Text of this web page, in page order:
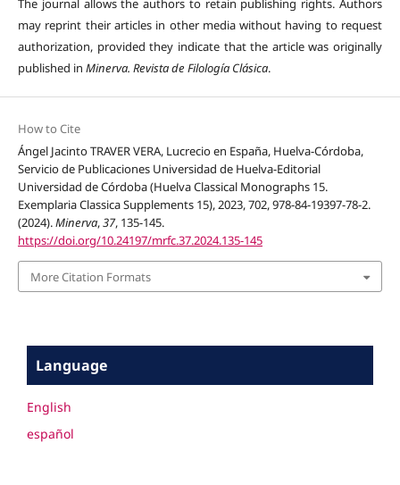
The journal allows the authors to retain publishing rights. Authors
may reprint their articles in other media without having to request
authorization, provided they indicate that the article was originally
published in Minerva. Revista de Filología Clásica.
How to Cite
Ángel Jacinto TRAVER VERA, Lucrecio en España, Huelva-Córdoba,
Servicio de Publicaciones Universidad de Huelva-Editorial
Universidad de Córdoba (Huelva Classical Monographs 15.
Exemplaria Classica Supplements 15), 2023, 702, 978-84-19397-78-2.
(2024).Minerva,37, 135-145.
https://doi.org/10.24197/mrfc.37.2024.135-145
More Citation Formats
Language
English
español